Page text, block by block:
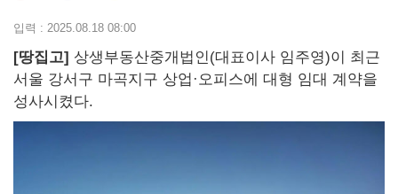
입력 : 2025.08.18 08:00
[땅집고] 상생부동산중개법인(대표이사 임주영)이 최근
서울 강서구 마곡지구 상업·오피스에 대형 임대 계약을
성사시켰다.